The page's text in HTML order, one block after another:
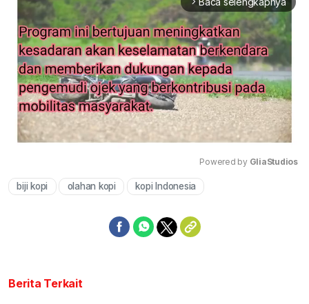
arrow_forward_ios
Powered by GliaStudios
biji kopi olahan kopi kopi Indonesia
Berita Terkait